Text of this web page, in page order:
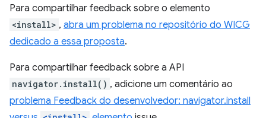
Para compartilhar feedback sobre o elemento
<install> , abra um problema no repositório do WICG
dedicado a essa proposta.
Para compartilhar feedback sobre a API
navigator.install() , adicione um comentário ao
problema Feedback do desenvolvedor: navigator.install